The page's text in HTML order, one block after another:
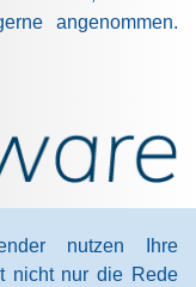
angenommen.
nutzen Ihre
nicht nur die Rede